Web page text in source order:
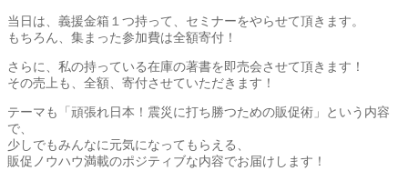
当日は、義援金箱１つ持って、セミナーをやらせて頂きます。
もちろん、集まった参加費は全額寄付！
さらに、私の持っている在庫の著書を即売会させて頂きます！
その売上も、全額、寄付させていただきます！
テーマも「頑張れ日本！震災に打ち勝つための販促術」という内容
で、
少しでもみんなに元気になってもらえる、
販促ノウハウ満載のポジティブな内容でお届けします！